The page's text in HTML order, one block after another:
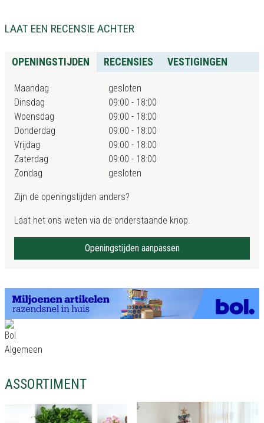
LAAT EEN RECENSIE ACHTER
OPENINGSTIJDEN RECENSIES VESTIGINGEN
Maandag
gesloten
Dinsdag
09:00 - 18:00
Woensdag
09:00 - 18:00
Donderdag
09:00 - 18:00
Vrijdag
09:00 - 18:00
Zaterdag
09:00 - 18:00
Zondag
gesloten
Zijn de openingstijden anders?
Laat het ons weten via de onderstaande knop.
Openingstijden aanpassen
ASSORTIMENT